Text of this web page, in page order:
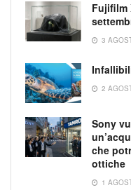
Fujifilm
3
2
Sony
che
ottiche
1